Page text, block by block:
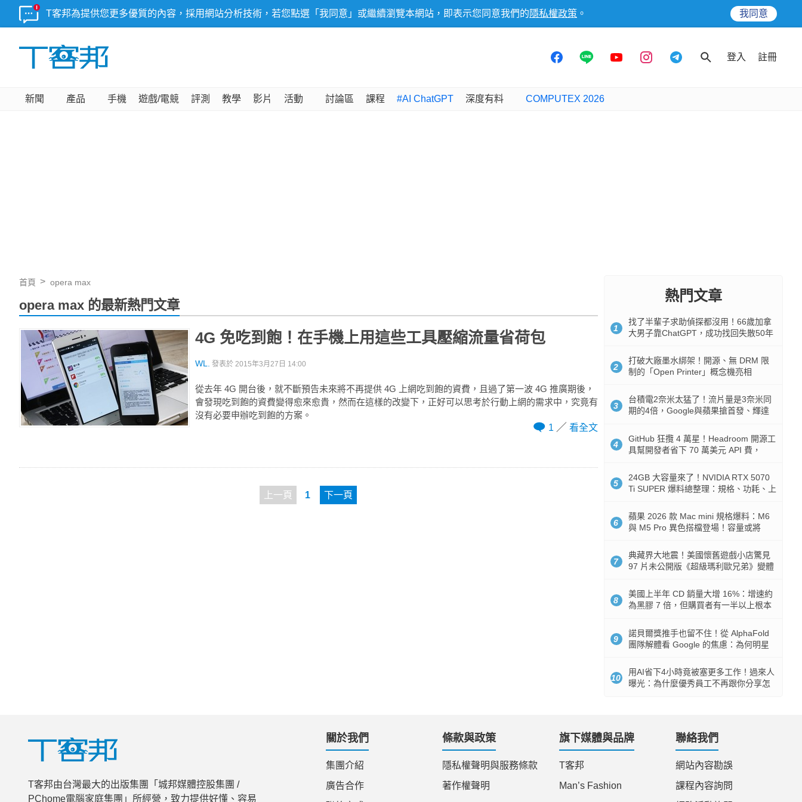
T客邦為提供您更多優質的內容，採用網站分析技術，若您點選「我同意」或繼續瀏覽本網站，即表示您同意我們的 隱私權政策 。 我同意
登入 註冊
新聞 產品 手機 遊戲/電競 評測 教學 影片 活動 討論區 課程 #AI ChatGPT 深度有料 COMPUTEX 2026
首頁 opera max
opera max 的最新熱門文章
4G 免吃到飽！在手機上用這些工具壓縮流量省荷包
WL. 發表於 2015年3月27日 14:00
從去年 4G 開台後，就不斷預告未來將不再提供 4G 上網吃到飽的資費，且過了第一波 4G 推廣期後，
會發現吃到飽的資費變得愈來愈貴，然而在這樣的改變下，正好可以思考於行動上網的需求中，究竟有
沒有必要申辦吃到飽的方案。
1
看全文
上一頁 1 下一頁
熱門文章
1
找了半輩子求助偵探都沒用！66歲加拿
大男子靠ChatGPT，成功找回失散50年
2
打破大廠墨水綁架！開源、無 DRM 限
制的「Open Printer」概念機亮相
3
台積電2奈米太猛了！流片量是3奈米同
期的4倍，Google與蘋果搶首發、輝達
4
GitHub 狂攬 4 萬星！Headroom 開源工
具幫開發者省下 70 萬美元 API 費，
5
24GB 大容量來了！NVIDIA RTX 5070
Ti SUPER 爆料總整理：規格、功耗、上
6
蘋果 2026 款 Mac mini 規格爆料：M6
與 M5 Pro 異色搭檔登場！容量或將
7
典藏界大地震！美國懷舊遊戲小店驚見
97 片未公開版《超級瑪利歐兄弟》變體
8
美國上半年 CD 銷量大增 16%：增速約
為黑膠 7 倍，但購買者有一半以上根本
9
諾貝爾獎推手也留不住！從 AlphaFold
團隊解體看 Google 的焦慮：為何明星
10
用AI省下4小時竟被塞更多工作！過來人
曝光：為什麼優秀員工不再跟你分享怎
T客邦由台灣最大的出版集團「城邦媒體控股集團 /
PChome電腦家庭集團」所經營，致力提供好懂、容易
關於我們
集團介紹
廣告合作
條款與政策
隱私權聲明與服務條款
著作權聲明
旗下媒體與品牌
T客邦
Man’s Fashion
聯絡我們
網站內容勘誤
課程內容詢問